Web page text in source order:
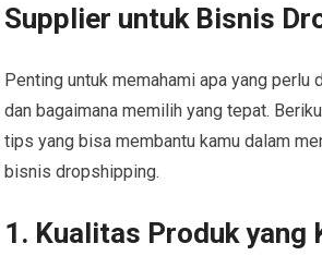
Supplier untuk Bisnis
Penting untuk memahami apa yang perlu
dan bagaimana memilih yang tepat.
tips yang bisa membantu kamu dalam
bisnis dropshipping.
1. Kualitas Produk yang